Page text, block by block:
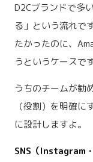
D2Cブランドで多
る」という流れで
たかったのに、
うというケースで
うちのチームが勧
（役割）を明確
に設計しますよ。
SNS（Instagram